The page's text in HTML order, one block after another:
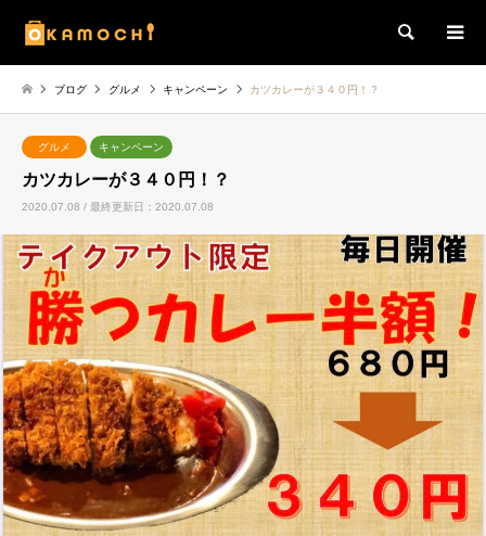
検索
ブログ グルメ キャンペーン カツカレーが３４０円！？
グルメ キャンペーン
カツカレーが３４０円！？
2020.07.08 / 最終更新日：2020.07.08